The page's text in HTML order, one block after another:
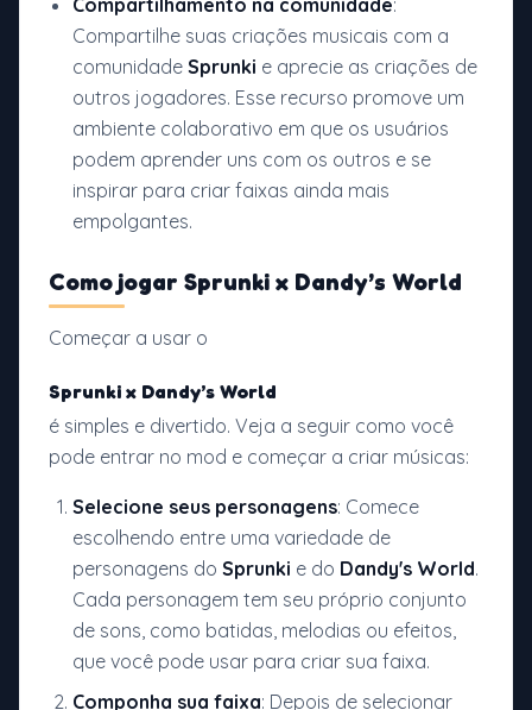
Compartilhamento na comunidade:
Compartilhe suas criações musicais com a
comunidade Sprunki e aprecie as criações de
outros jogadores. Esse recurso promove um
ambiente colaborativo em que os usuários
podem aprender uns com os outros e se
inspirar para criar faixas ainda mais
empolgantes.
Como jogar Sprunki x Dandy’s World
Começar a usar o
Sprunki x Dandy’s World
é simples e divertido. Veja a seguir como você
pode entrar no mod e começar a criar músicas:
Selecione seus personagens: Comece
escolhendo entre uma variedade de
personagens do Sprunki e do Dandy's World.
Cada personagem tem seu próprio conjunto
de sons, como batidas, melodias ou efeitos,
que você pode usar para criar sua faixa.
Componha sua faixa: Depois de selecionar